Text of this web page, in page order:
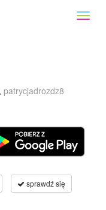
patrycjadrozdz8
sprawdź się